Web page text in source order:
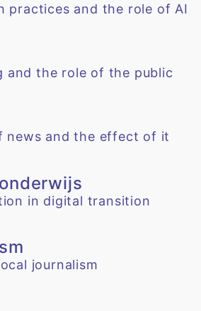
practices and the role of AI
and the role of the public
news and the effect of it
in digital transition
journalism